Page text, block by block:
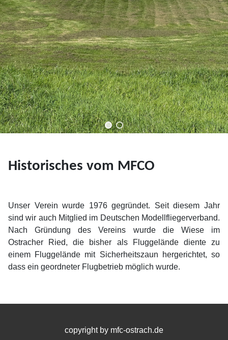
Historisches vom MFCO
Unser Verein wurde 1976 gegründet. Seit diesem Jahr
sind wir auch Mitglied im Deutschen Modellfliegerverband.
Nach Gründung des Vereins wurde die Wiese im
Ostracher Ried, die bisher als Fluggelände diente zu
einem Fluggelände mit Sicherheitszaun hergerichtet, so
dass ein geordneter Flugbetrieb möglich wurde.
copyright by mfc-ostrach.de